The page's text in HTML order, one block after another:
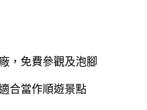
，免費參觀及泡腳
合當作順遊景點